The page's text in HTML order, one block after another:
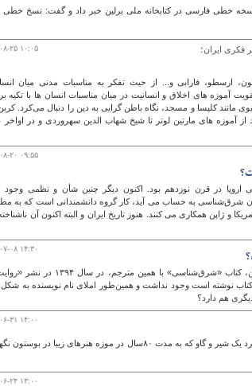
راوخ در دیدار رایزن فرهنگی ایران در آلمان از وجود ۳۴۰۵ نسخه خطی فارسی در کتابخانه ملی برلین خبر داد و گفت:
۱۳۹۸-۰۸-۲۵ فکری ایران؛
ارسطو، فارابی و... از حیث تفکر به مناسبات مدنی میان
آموزه های اخلاق و انسانیت در میان مناسبات انسان ها با تکیه
مانند کلیسا و مسجد، نگاه باطن گرایی به دین را دنبال می‌کرد.
آموزه های مارتین لوتر تا شیخ شهاب الدین سهروردی و در اواخر
۱۳۹۸-۰۸-۲۰
در قرن نوزدهم بود. اکنون دیگر چنین شأن و نظمی وجود
شرق‌­شناسی به حساب می آید، کار گروه دانشمندانی است که به
و ژاپن همکاری می کنند. هنوز تاریخ ایران و البته اکنون آن
۱۳۹۸-۰۷-
از نکات حاشیه‌ای اما مهم مرتبط با این کتاب، این است که پیش از این، کتاب «شرق‌شناسی» با
نوشته است وجود نداشت و همین‌طور املای نام نویسنده به
هم دارد؟
۱۳۹۸-۰۶-
کتبیه ایرانی باستانی دو هزار و ۵۰۰ساله منقش به تصویر حکاکی شده نبرد یک شیر و گاو که به مدت ۸۰سال در موزه‌ هنرهای زیبا
۱۳۹۸-۰۶-